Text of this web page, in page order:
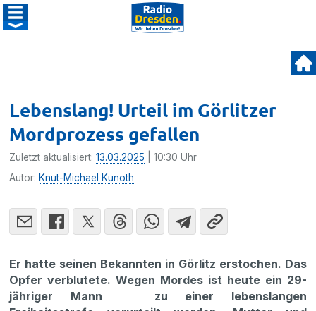
Lebenslang! Urteil im Görlitzer
Mordprozess gefallen
Zuletzt aktualisiert:13.03.2025 | 10:30 Uhr
Autor: Knut-Michael Kunoth
Er hatte seinen Bekannten in Görlitz erstochen. Das
Opfer verblutete. Wegen Mordes ist heute ein 29-
jähriger Mann zu einer lebenslangen